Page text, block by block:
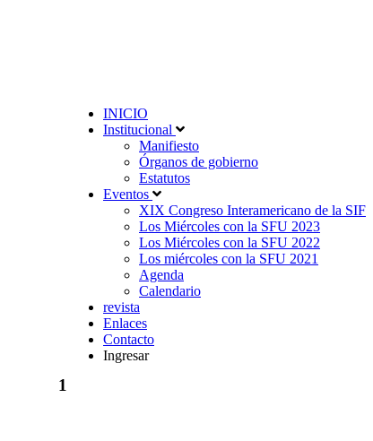
INICIO
Institucional
Manifiesto
Órganos de gobierno
Estatutos
Eventos
XIX Congreso Interamericano de la SIF
Los Miércoles con la SFU 2023
Los Miércoles con la SFU 2022
Los miércoles con la SFU 2021
Agenda
Calendario
revista
Enlaces
Contacto
Ingresar
1